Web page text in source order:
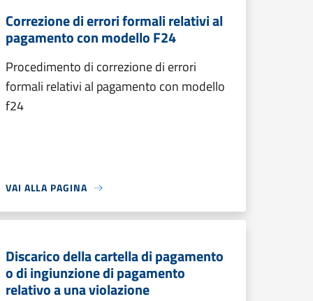
Correzione di errori formali relativi al
pagamento con modello F24
Procedimento di correzione di errori
formali relativi al pagamento con modello
f24
VAI ALLA PAGINA
Discarico della cartella di pagamento
o di ingiunzione di pagamento
relativo a una violazione